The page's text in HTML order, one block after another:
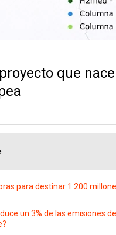
proyecto que
para destinar 1.200
un 3% de las emisiones